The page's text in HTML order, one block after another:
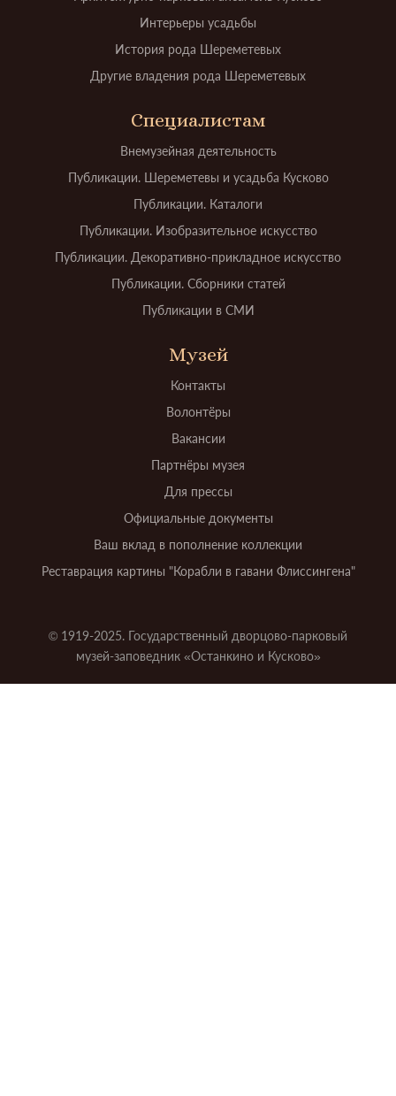
Интерьеры усадьбы
История рода Шереметевых
Другие владения рода Шереметевых
Специалистам
Внемузейная деятельность
Публикации. Шереметевы и усадьба Кусково
Публикации. Каталоги
Публикации. Изобразительное искусство
Публикации. Декоративно-прикладное искусство
Публикации. Сборники статей
Публикации в СМИ
Музей
Контакты
Волонтёры
Вакансии
Партнёры музея
Для прессы
Официальные документы
Ваш вклад в пополнение коллекции
Реставрация картины "Корабли в гавани Флиссингена"
© 1919-2025. Государственный дворцово-парковый
музей-заповедник «Останкино и Кусково»